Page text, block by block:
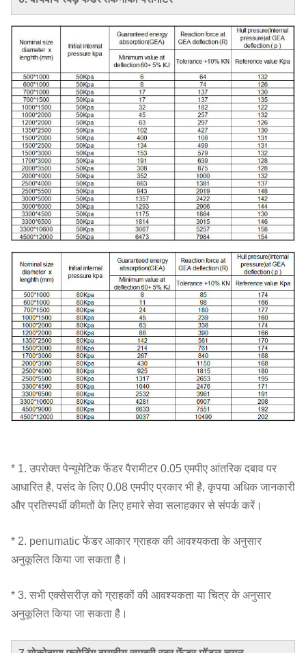
* 1. उपरोक्त पेन्यूमेटिक फेंडर पैरामीटर 0.05 एमपीए आंतरिक दबाव पर
आधारित है, पसंद के लिए 0.08 एमपीए प्रकार भी है, कृपया अधिक जानकारी
और प्रतिस्पर्धी कीमतों के लिए हमारे सेवा सलाहकार से संपर्क करें।
* 2. penumatic फेंडर आकार ग्राहक की आवश्यकता के अनुसार
अनुकूलित किया जा सकता है।
* 3. सभी एक्सेसरीज़ को ग्राहकों की आवश्यकता या चित्र के अनुसार
अनुकूलित किया जा सकता है।